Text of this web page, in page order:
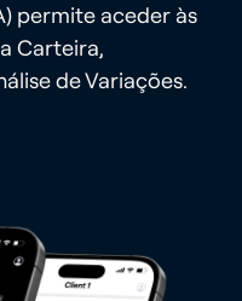
permite aceder às
Carteira,
de Variações.